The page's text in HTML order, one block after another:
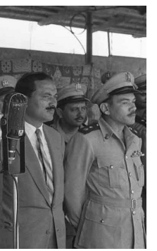
مصر
فريق العمل
إرث جمال عبدالناصر
أخبار
شروط وأحكام منحة ناصر للقيادة
منحة ناصر للقيادة الدولية